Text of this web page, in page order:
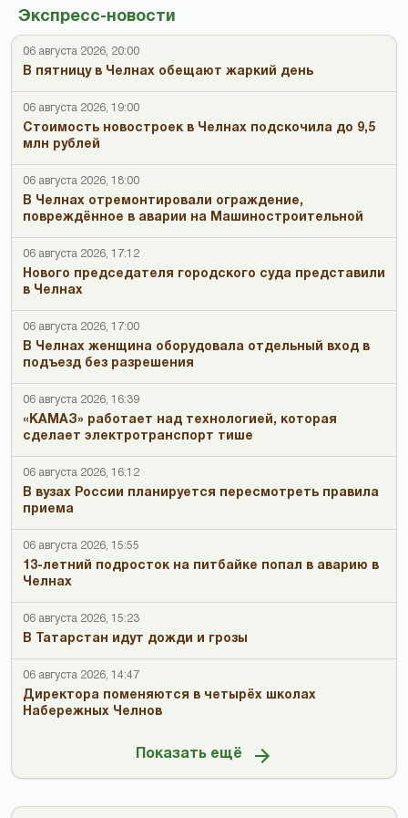
Экспресс-новости
06 августа 2026, 20:00
В пятницу в Челнах обещают жаркий день
06 августа 2026, 19:00
Стоимость новостроек в Челнах подскочила до 9,5
млн рублей
06 августа 2026, 18:00
В Челнах отремонтировали ограждение,
повреждённое в аварии на Машиностроительной
06 августа 2026, 17:12
Нового председателя городского суда представили
в Челнах
06 августа 2026, 17:00
В Челнах женщина оборудовала отдельный вход в
подъезд без разрешения
06 августа 2026, 16:39
«КАМАЗ» работает над технологией, которая
сделает электротранспорт тише
06 августа 2026, 16:12
В вузах России планируется пересмотреть правила
приема
06 августа 2026, 15:55
13-летний подросток на питбайке попал в аварию в
Челнах
06 августа 2026, 15:23
В Татарстан идут дожди и грозы
06 августа 2026, 14:47
Директора поменяются в четырёх школах
Набережных Челнов
Показать ещё